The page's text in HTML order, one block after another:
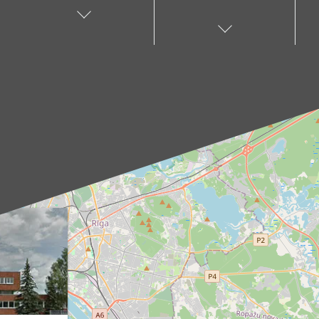
uz jūsu norādīto
sazināsies, lai
pārliecinātos par
piegādes adresi un
paziņotu par
paredzamo
piegādes laiku.
saņemšanas punkti:
Saulkrasti, Talsi,
Tukums, Valka,
Valmiera.
Kā sazināties?
Izvēlies sev tuvāko
punktu un raksti uz
attiecīgo e-pasta
adresi (piemēram,
aloja@produs.lv
cesis@produs.lv,
tukums@produs.lv
u.c.), lai noskaidrotu
pasūtījuma